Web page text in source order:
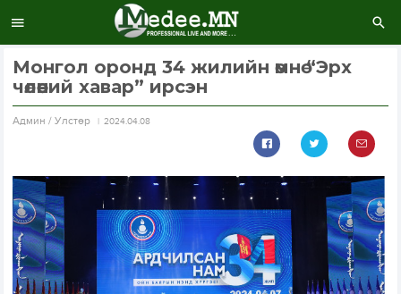
Монгол оронд 34 жилийн өмнө “Эрх
чөлөөний хавар” ирсэн
Aдмин / Улстөр 2024.04.08